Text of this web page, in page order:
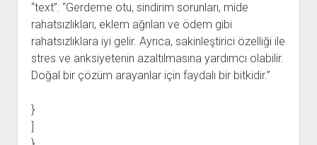
“text”: “Gerdeme otu, sindirim sorunları, mide
rahatsızlıkları, eklem ağrıları ve ödem gibi
rahatsızlıklara iyi gelir. Ayrıca, sakinleştirici özelliği ile
stres ve anksiyetenin azaltılmasına yardımcı olabilir.
Doğal bir çözüm arayanlar için faydalı bir bitkidir.”
}
]